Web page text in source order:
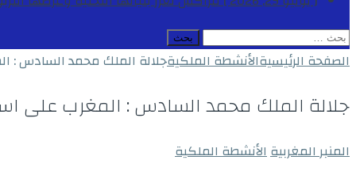
البحث
عن:
الصفحة الرئيسيةالأنشطة الملكيةجلالة الملك محمد السادس :
جلالة الملك محمد السادس : المغرب على
المنبر المغربيةالأنشطة الملكية